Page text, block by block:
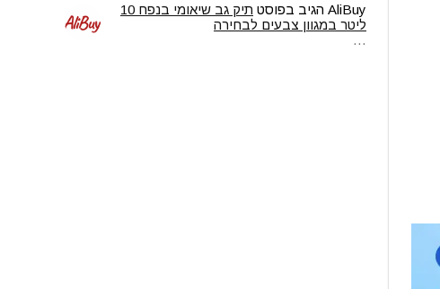
AliBuy הגיב בפוסט
תיק גב שיאומי בנפח 10
ליטר במגוון צבעים לבחירה
…